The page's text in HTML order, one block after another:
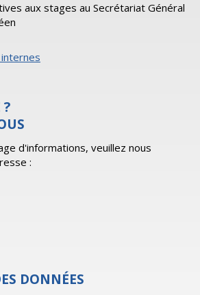
aux stages au Secrétariat Général
?
d'informations, veuillez nous
:
DONNÉES